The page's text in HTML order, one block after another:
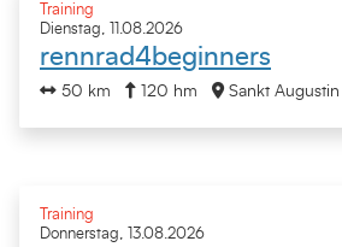
Training
Dienstag, 11.08.2026
rennrad4beginners
50 km 120 hm Sankt Augustin
Training
Donnerstag, 13.08.2026